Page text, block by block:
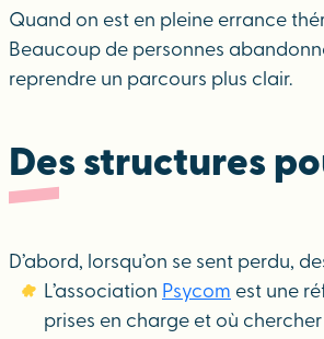
Quand on est en pleine errance
Beaucoup de personnes
reprendre un parcours plus clair.
Des structures
D’abord, lorsqu’on se sent perdu,
L’association Psycom est une
prises en charge et où